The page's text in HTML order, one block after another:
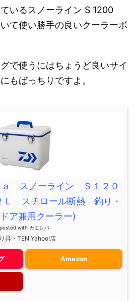
いるスノーライン S 1200
て使い勝手の良いクーラーボ
で使うにはちょうど良いサイ
もばっちりですよ。
ａ スノーライン Ｓ１２０
Ｌ スチロール断熱 釣り・
ア兼用クーラー)
posted with カエレバ
具・TEN Yahoo!店
Amazon